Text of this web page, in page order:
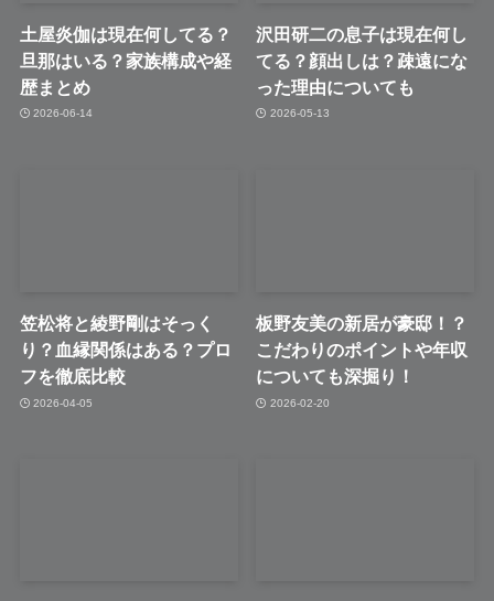
土屋炎伽は現在何してる？
旦那はいる？家族構成や経
歴まとめ
2026-06-14
沢田研二の息子は現在何し
てる？顔出しは？疎遠にな
った理由についても
2026-05-13
笠松将と綾野剛はそっく
り？血縁関係はある？プロ
フを徹底比較
2026-04-05
板野友美の新居が豪邸！？
こだわりのポイントや年収
についても深掘り！
2026-02-20